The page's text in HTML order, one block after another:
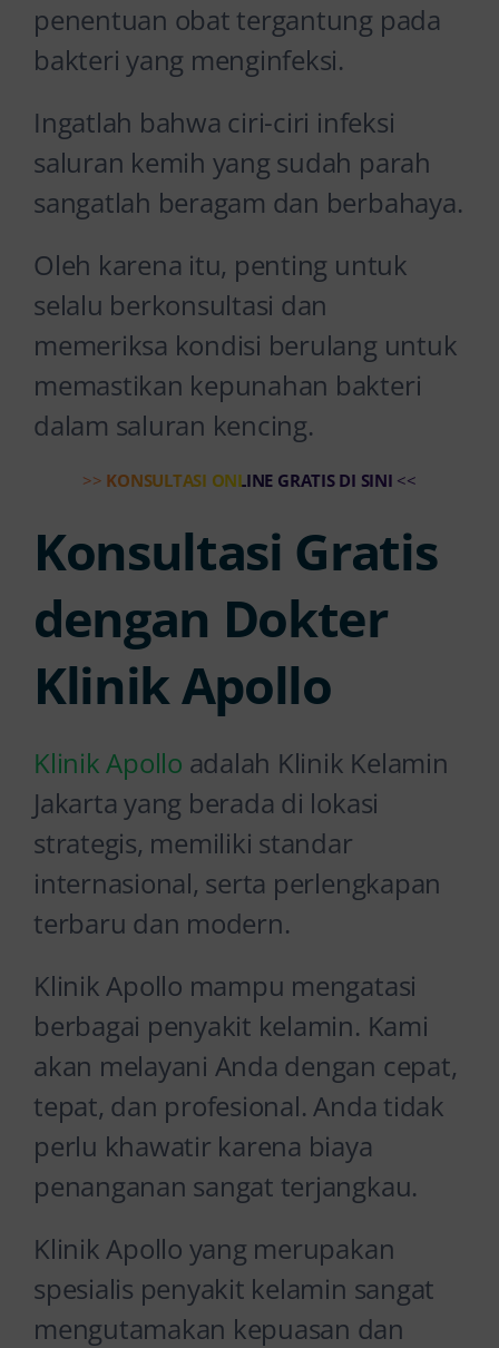
penentuan obat tergantung pada
bakteri yang menginfeksi.
Ingatlah bahwa ciri-ciri infeksi
saluran kemih yang sudah parah
sangatlah beragam dan berbahaya.
Oleh karena itu, penting untuk
selalu berkonsultasi dan
memeriksa kondisi berulang untuk
memastikan kepunahan bakteri
dalam saluran kencing.
>> KONSULTASI ONLINE GRATIS DI SINI <<
Konsultasi Gratis
dengan Dokter
Klinik Apollo
Klinik Apollo adalah Klinik Kelamin
Jakarta yang berada di lokasi
strategis, memiliki standar
internasional, serta perlengkapan
terbaru dan modern.
Klinik Apollo mampu mengatasi
berbagai penyakit kelamin. Kami
akan melayani Anda dengan cepat,
tepat, dan profesional. Anda tidak
perlu khawatir karena biaya
penanganan sangat terjangkau.
Klinik Apollo yang merupakan
spesialis penyakit kelamin sangat
mengutamakan kepuasan dan